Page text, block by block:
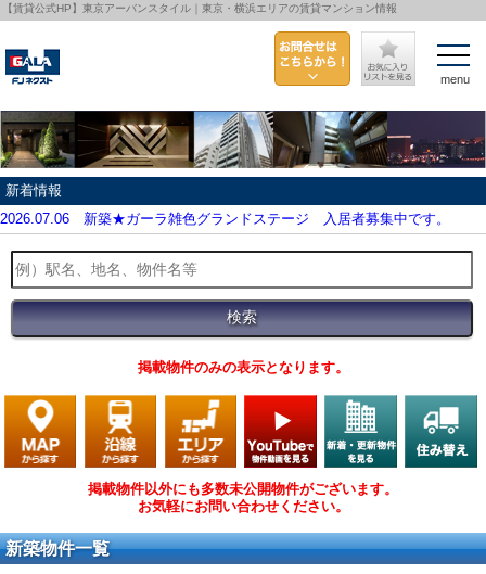
【賃貸公式HP】東京アーバンスタイル｜東京・横浜エリアの賃貸マンション情報
新着情報
2026.07.06 新築★ガーラ雑色グランドステージ 入居者募集中です。
掲載物件のみの表示となります。
掲載物件以外にも多数未公開物件がございます。
お気軽にお問い合わせください。
新築物件一覧
menu